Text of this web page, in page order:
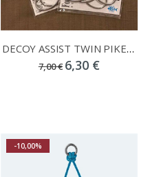
DECOY ASSIST TWIN PIKE SHORTER DJ-80 HOOKS
7,00 € 6,30 €
-10,00%